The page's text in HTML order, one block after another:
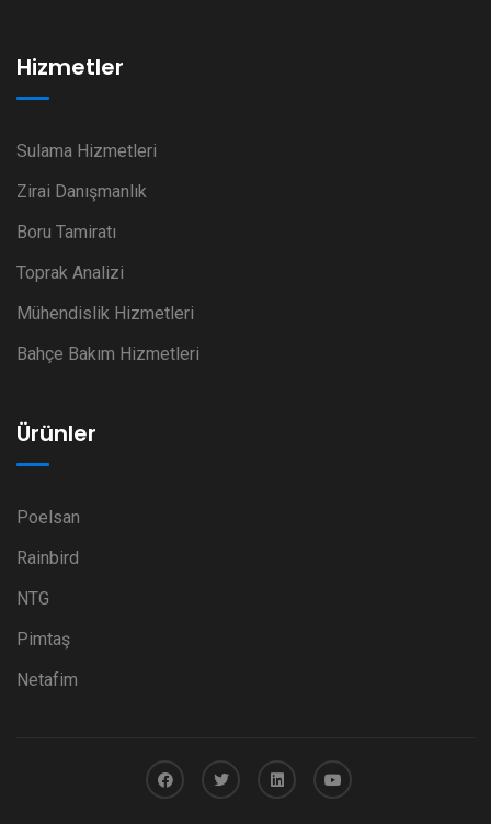
Hizmetler
Sulama Hizmetleri
Zirai Danışmanlık
Boru Tamiratı
Toprak Analizi
Mühendislik Hizmetleri
Bahçe Bakım Hizmetleri
Ürünler
Poelsan
Rainbird
NTG
Pimtaş
Netafim